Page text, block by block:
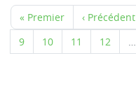
« Premier ‹ Précédent
9
10 11 12